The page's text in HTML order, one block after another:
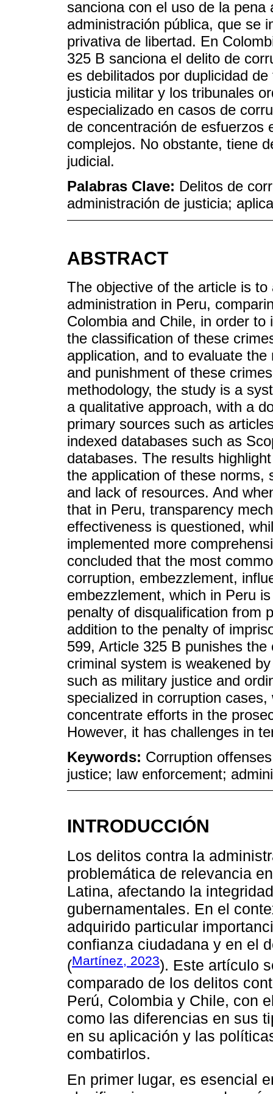
sanciona con el uso de la
administración pública, que se
privativa de libertad. En
325 B sanciona el delito de
es debilitados por duplicidad
justicia militar y los tribunales
especializado en casos de
de concentración de esfuerzos
complejos. No obstante, tiene
judicial.
Palabras Clave: Delitos de
administración de justicia;
ABSTRACT
The objective of the article is
administration in Peru,
Colombia and Chile, in order
the classification of these
application, and to evaluate
and punishment of these
methodology, the study is a
a qualitative approach, with a
primary sources such as
indexed databases such as
databases. The results
the application of these norms,
and lack of resources. And
that in Peru, transparency
effectiveness is questioned,
implemented more
concluded that the most
corruption, embezzlement,
embezzlement, which in Peru
penalty of disqualification from
addition to the penalty of
599, Article 325 B punishes
criminal system is weakened
such as military justice and
specialized in corruption
concentrate efforts in the
However, it has challenges in
Keywords: Corruption
justice; law enforcement;
INTRODUCCIÓN
Los delitos contra la
problemática de relevancia
Latina, afectando la
gubernamentales. En el
adquirido particular
confianza ciudadana y en el
(Martínez, 2023). Este artículo
comparado de los delitos
Perú, Colombia y Chile, con
como las diferencias en sus
en su aplicación y las
combatirlos.
En primer lugar, es esencial